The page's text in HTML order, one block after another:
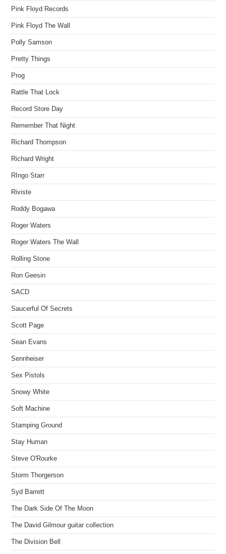
Pink Floyd Records
Pink Floyd The Wall
Polly Samson
Pretty Things
Prog
Rattle That Lock
Record Store Day
Remember That Night
Richard Thompson
Richard Wright
RIngo Starr
Riviste
Roddy Bogawa
Roger Waters
Roger Waters The Wall
Rolling Stone
Ron Geesin
SACD
Saucerful Of Secrets
Scott Page
Sean Evans
Sennheiser
Sex Pistols
Snowy White
Soft Machine
Stamping Ground
Stay Human
Steve O'Rourke
Storm Thorgerson
Syd Barrett
The Dark Side Of The Moon
The David Gilmour guitar collection
The Division Bell